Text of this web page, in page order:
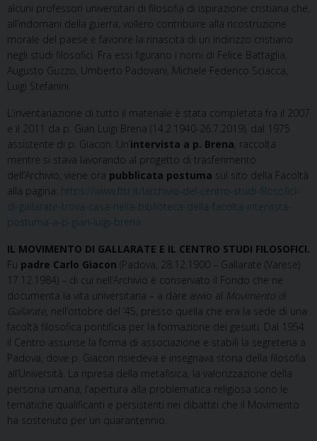
alcuni professori universitari di filosofia di ispirazione cristiana che,
all’indomani della guerra, vollero contribuire alla ricostruzione
morale del paese e favorire la rinascita di un indirizzo cristiano
negli studi filosofici. Fra essi figurano i nomi di Felice Battaglia,
Augusto Guzzo, Umberto Padovani, Michele Federico Sciacca,
Luigi Stefanini.
L’inventariazione di tutto il materiale è stata completata fra il 2007
e il 2011 da p. Gian Luigi Brena (14.2.1940-26.7.2019), dal 1975
assistente di p. Giacon. Un’intervista a p. Brena , raccolta
mentre si stava lavorando al progetto di trasferimento
dell’Archivio, viene ora pubblicata postuma sul sito della Facoltà
alla pagina: https://www.fttr.it/larchivio-del-centro-studi-filosofici-
di-gallarate-trova-casa-nella-biblioteca-della-facolta-intervista-
postuma-a-p-gian-luigi-brena
IL MOVIMENTO DI GALLARATE E IL CENTRO STUDI FILOSOFICI.
Fu padre Carlo Giacon (Padova, 28.12.1900 – Gallarate (Varese)
17.12.1984) – di cui nell’Archivio è conservato il Fondo che ne
documenta la vita universitaria – a dare avvio al Movimento di
Gallarate , nell’ottobre del ’45, presso quella che era la sede di una
facoltà filosofica pontificia per la formazione dei gesuiti. Dal 1954
il Centro assunse la forma di associazione e stabilì la segreteria a
Padova, dove p. Giacon risiedeva e insegnava storia della filosofia
all’Università. La ripresa della metafisica, la valorizzazione della
persona umana, l’apertura alla problematica religiosa sono le
tematiche qualificanti e persistenti nei dibattiti che il Movimento
ha sostenuto per un quarantennio.